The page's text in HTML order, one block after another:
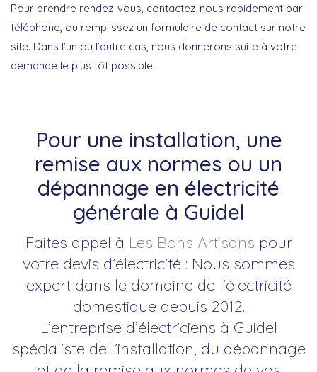
Pour prendre rendez-vous, contactez-nous rapidement par
téléphone, ou remplissez un formulaire de contact sur notre
site. Dans l’un ou l’autre cas, nous donnerons suite à votre
demande le plus tôt possible.
Pour une installation, une
remise aux normes ou un
dépannage en électricité
générale à Guidel
Faites appel à Les Bons Artisans pour
votre devis d’électricité : Nous sommes
expert dans le domaine de l’électricité
domestique depuis 2012.
L’entreprise d’électriciens à Guidel
spécialiste de l’installation, du dépannage